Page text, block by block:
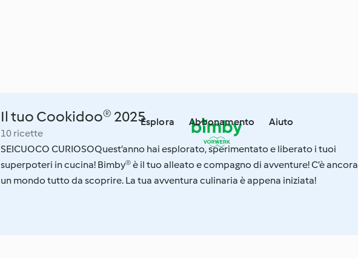
Esplora Abbonamento Aiuto
Il tuo Cookidoo® 2025
10 ricette
SEICUOCO CURIOSOQuest’anno hai esplorato, sperimentato e liberato i tuoi
superpoteri in cucina! Bimby® è il tuo alleato e compagno di avventure! C’è ancora
un mondo tutto da scoprire. La tua avventura culinaria è appena iniziata!